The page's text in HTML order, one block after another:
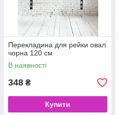
Перекладина для рейки овал
чорна 120 см
В наявності
348 ₴
Купити